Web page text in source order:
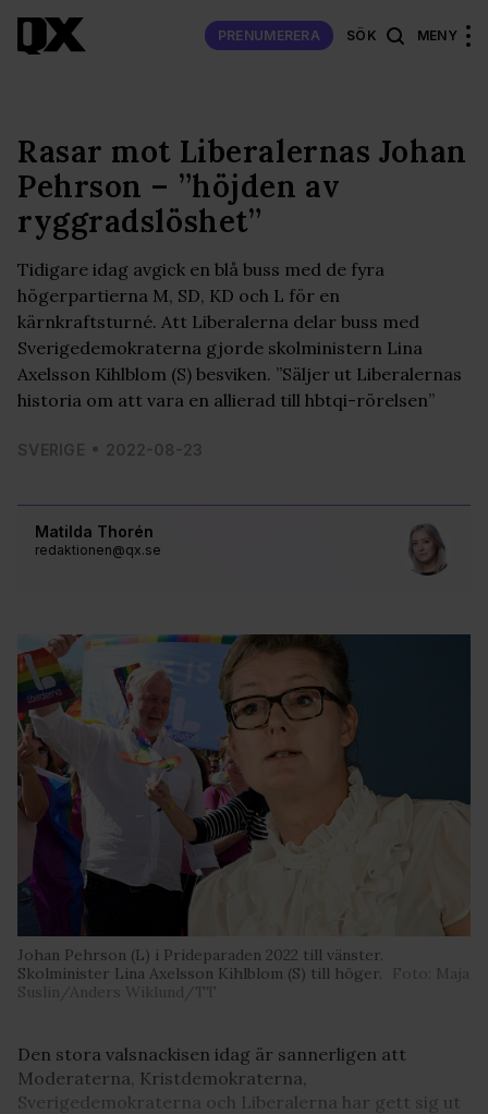
PRENUMERERA SÖK MENY
Matilda Thorén
redaktionen@qx.se
Rasar mot Liberalernas Johan
Pehrson – ”höjden av
ryggradslöshet”
Tidigare idag avgick en blå buss med de fyra
högerpartierna M, SD, KD och L för en
kärnkraftsturné. Att Liberalerna delar buss med
Sverigedemokraterna gjorde skolministern Lina
Axelsson Kihlblom (S) besviken. ”Säljer ut Liberalernas
historia om att vara en allierad till hbtqi-rörelsen”
SVERIGE 2022-08-23
Johan Pehrson (L) i Prideparaden 2022 till vänster.
Skolminister Lina Axelsson Kihlblom (S) till höger.
Foto: Maja
Suslin/Anders Wiklund/TT
Den stora valsnackisen idag är sannerligen att
Moderaterna, Kristdemokraterna,
Sverigedemokraterna och Liberalerna har gett sig ut